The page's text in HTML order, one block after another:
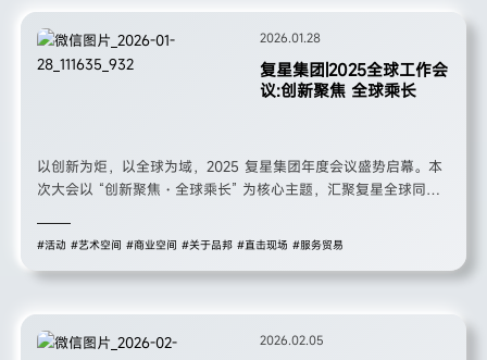
2026.01.28
复星集团|2025全球工作会
议:创新聚焦 全球乘长
以创新为炬，以全球为域，2025 复星集团年度会议盛势启幕。本
次大会以 “创新聚焦・全球乘长” 为核心主题，汇聚复星全球同仁
焦创新驱动与全球化布局，集中展示核心业务成果，擘画全球协同
#活动 #艺术空间 #商业空间 #关于品邦 #直击现场 #服务贸易
2026.02.05